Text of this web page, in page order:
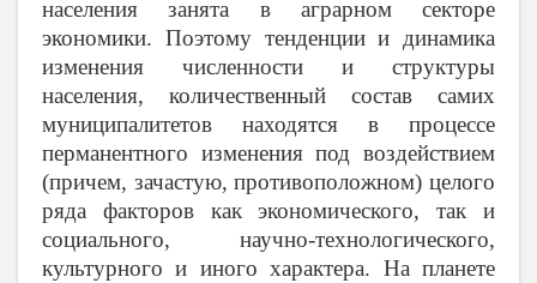
населения занята в аграрном секторе
экономики. Поэтому тенденции и динамика
изменения численности и структуры
населения, количественный состав самих
муниципалитетов находятся в процессе
перманентного изменения под воздействием
(причем, зачастую, противоположном) целого
ряда факторов как экономического, так и
социального, научно-технологического,
культурного и иного характера. На планете